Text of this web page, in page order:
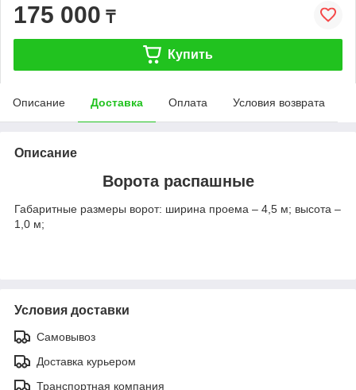
175 000 ₸
Купить
Описание Доставка Оплата Условия возврата
Описание
Ворота распашные
Габаритные размеры ворот: ширина проема – 4,5 м; высота –
1,0 м;
Условия доставки
Самовывоз
Доставка курьером
Транспортная компания